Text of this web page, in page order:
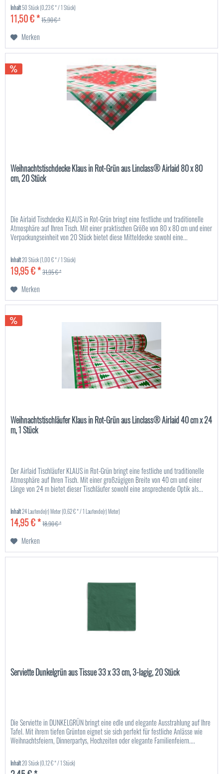
Inhalt50 Stück(0,23 € * / 1 Stück)
11,50 € *15,90 € *
Merken
Weihnachtstischdecke Klaus in Rot-Grün aus Linclass® Airlaid 80 x 80
cm, 20 Stück
Die Airlaid Tischdecke KLAUS in Rot-Grün bringt eine festliche und traditionelle
Atmosphäre auf Ihren Tisch. Mit einer praktischen Größe von 80 x 80 cm und einer
Verpackungseinheit von 20 Stück bietet diese Mitteldecke sowohl eine...
Inhalt20 Stück(1,00 € * / 1 Stück)
19,95 € *31,95 € *
Merken
Weihnachtstischläufer Klaus in Rot-Grün aus Linclass® Airlaid 40 cm x 24
m, 1 Stück
Der Airlaid Tischläufer KLAUS in Rot-Grün bringt eine festliche und traditionelle
Atmosphäre auf Ihren Tisch. Mit einer großzügigen Breite von 40 cm und einer
Länge von 24 m bietet dieser Tischläufer sowohl eine ansprechende Optik als...
Inhalt24 Laufende(r) Meter(0,62 € * / 1 Laufende(r) Meter)
14,95 € *18,90 € *
Merken
Serviette Dunkelgrün aus Tissue 33 x 33 cm, 3-lagig, 20 Stück
Die Serviette in DUNKELGRÜN bringt eine edle und elegante Ausstrahlung auf Ihre
Tafel. Mit ihrem tiefen Grünton eignet sie sich perfekt für festliche Anlässe wie
Weihnachtsfeiern, Dinnerpartys, Hochzeiten oder elegante Familienfeiern....
Inhalt20 Stück(0,12 € * / 1 Stück)